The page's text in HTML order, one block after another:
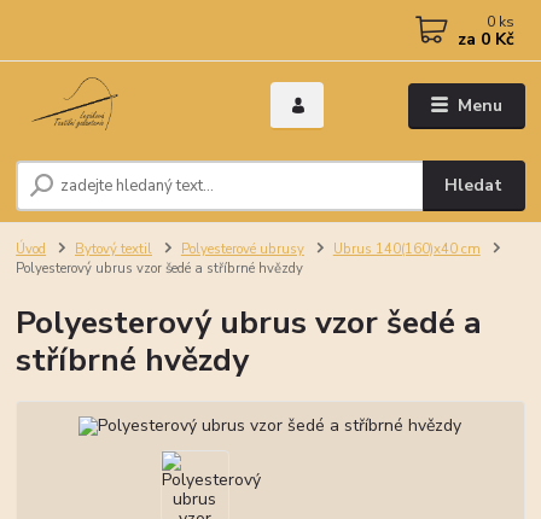
Menu
Hledat
0 ks
za 0 Kč
Úvod Bytový textil Polyesterové ubrusy
Ubrus 140(160)x40 cm
Polyesterový ubrus vzor šedé a stříbrné hvězdy
Polyesterový ubrus vzor šedé a
stříbrné hvězdy